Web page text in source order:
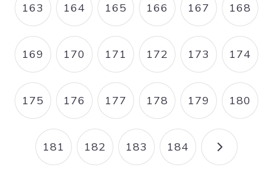
PAGE
163 PAGE
164 PAGE
165 PAGE
166 PAGE
167 PAGE
168
PAGE
169 PAGE
170 PAGE
171 PAGE
172 PAGE
173 PAGE
174
PAGE
175 PAGE
176 PAGE
177 PAGE
178 PAGE
179 PAGE
180
PAGE
181 PAGE
182 PAGE
183 PAGE
184 PAGE